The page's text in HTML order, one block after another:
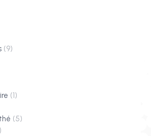
(9)
(1)
(5)